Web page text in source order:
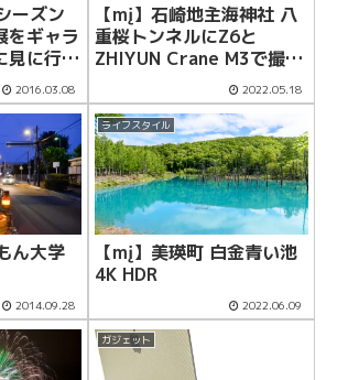
ーズン
をギャラ
見に行っ
2016.03.08
【mį】石崎地主海神社 八
重桜トンネルにZ6と
ZHIYUN Crane M3で撮影
2022.05.18
ん大学
2014.09.28
ライフスタイル
【mį】美瑛町 白金青い池
4K HDR
2022.06.09
ガジェット